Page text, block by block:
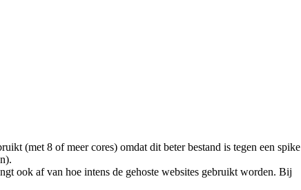
(met 8 of meer cores) omdat dit beter bestand is tegen een spike
ook af van hoe intens de gehoste websites gebruikt worden. Bij